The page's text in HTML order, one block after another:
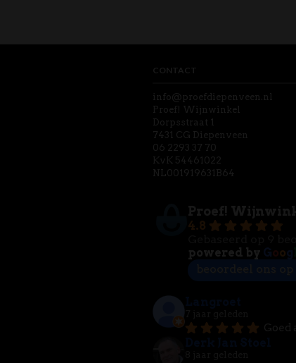
CONTACT
info@proefdiepenveen.nl
Proef! Wijnwinkel
Dorpsstraat 1
7431 CG Diepenveen
06 2293 37 70
KvK 54461022
NL001919631B64
4.8
powered by
o